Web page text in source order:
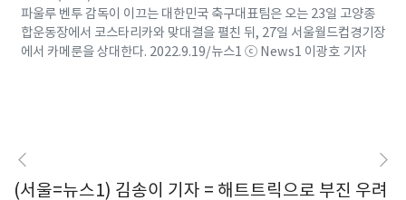
파울루 벤투 감독이 이끄는 대한민국 축구대표팀은 오는 23일 고양종
합운동장에서 코스타리카와 맞대결을 펼친 뒤, 27일 서울월드컵경기장
에서 카메룬을 상대한다. 2022.9.19/뉴스1 ⓒ News1 이광호 기자
(서울=뉴스1) 김송이 기자 = 해트트릭으로 부진 우려